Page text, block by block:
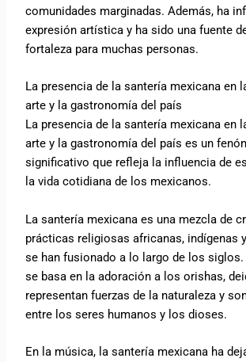
comunidades marginadas. Además, ha
expresión artística y ha sido una fuente
fortaleza para muchas personas.
La presencia de la santería mexicana en
arte y la gastronomía del país
La presencia de la santería mexicana en
arte y la gastronomía del país es un
significativo que refleja la influencia de
la vida cotidiana de los mexicanos.
La santería mexicana es una mezcla de
prácticas religiosas africanas, indígenas
se han fusionado a lo largo de los
se basa en la adoración a los orishas,
representan fuerzas de la naturaleza y
entre los seres humanos y los dioses.
En la música, la santería mexicana ha